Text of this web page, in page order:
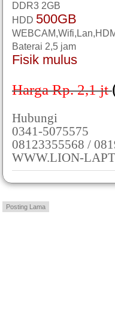
DDR3 2GB
HDD 500GB
Baterai 2,5 jam
Fisik mulus
Harga Rp. 2,1jt
Hubungi
0341-5075575
08123355568 /
WWW.LION-
Posting Lama